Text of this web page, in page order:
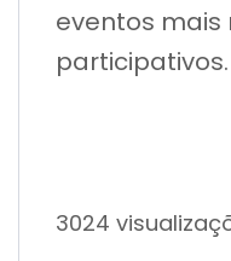
eventos mais
participativos.
3024